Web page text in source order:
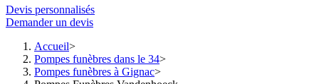
Devis personnalisés
Demander un devis
Accueil
Pompes funèbres dans le 34
Pompes funèbres à Gignac